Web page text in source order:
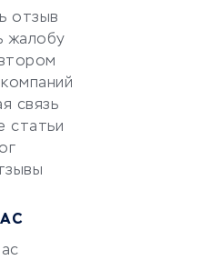
отзыв
жалобу
связь
статьи